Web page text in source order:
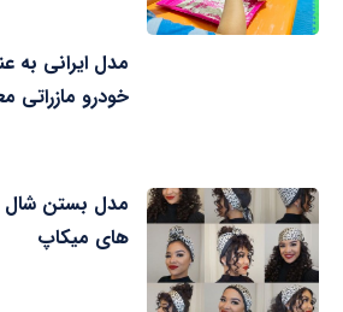
مدل ایرانی به
خودرو مازراتی
مدل بستن
های میکاپ